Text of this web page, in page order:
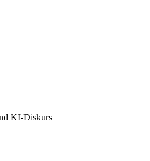
KI-Diskurs